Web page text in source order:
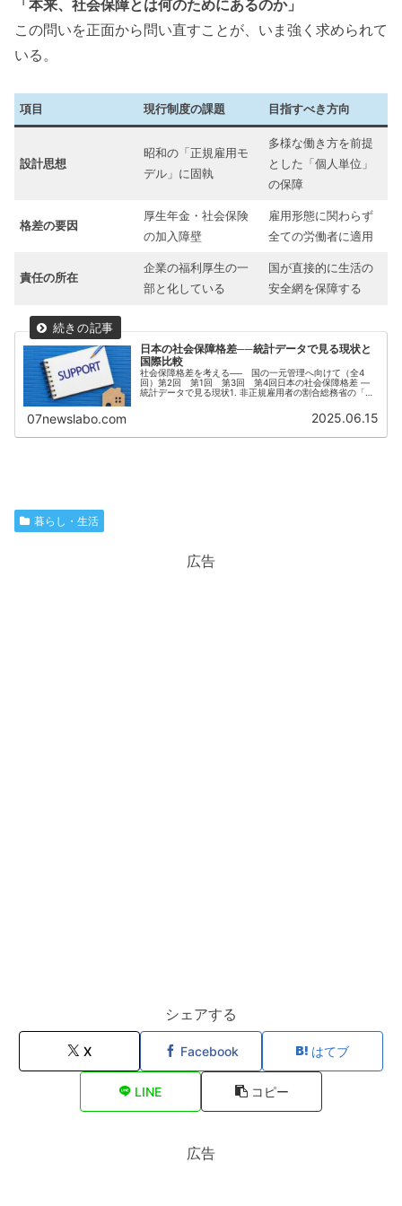
「本来、社会保障とは何のためにあるのか」
この問いを正面から問い直すことが、いま強く求められて
いる。
項目 現行制度の課題 目指すべき方向
設計思想
昭和の「正規雇用モ
デル」に固執
多様な働き方を前提
とした「個人単位」
の保障
格差の要因
厚生年金・社会保険
の加入障壁
雇用形態に関わらず
全ての労働者に適用
責任の所在
企業の福利厚生の一
部と化している
国が直接的に生活の
安全網を保障する
日本の社会保障格差──統計データで見る現状と
国際比較
社会保障格差を考える── 国の一元管理へ向けて（全4
回）第2回 第1回 第3回 第4回日本の社会保障格差 ―
統計データで見る現状1. 非正規雇用者の割合総務省の「労
07newslabo.com 2025.06.15
暮らし・生活
広告
シェアする
X Facebook はてブ
LINE コピー
広告